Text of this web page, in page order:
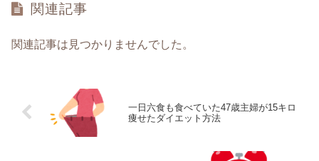
関連記事
関連記事は見つかりませんでした。
一日六食も食べていた47歳主婦が15キロ
痩せたダイエット方法